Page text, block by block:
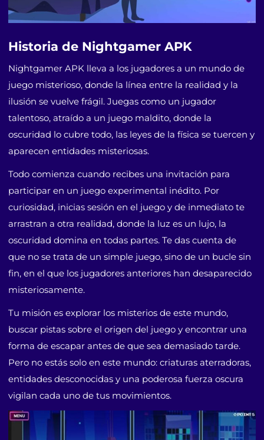
Historia de Nightgamer APK
Nightgamer APK lleva a los jugadores a un mundo de
juego misterioso, donde la línea entre la realidad y la
ilusión se vuelve frágil. Juegas como un jugador
talentoso, atraído a un juego maldito, donde la
oscuridad lo cubre todo, las leyes de la física se tuercen y
aparecen entidades misteriosas.
Todo comienza cuando recibes una invitación para
participar en un juego experimental inédito. Por
curiosidad, inicias sesión en el juego y de inmediato te
arrastran a otra realidad, donde la luz es un lujo, la
oscuridad domina en todas partes. Te das cuenta de
que no se trata de un simple juego, sino de un bucle sin
fin, en el que los jugadores anteriores han desaparecido
misteriosamente.
Tu misión es explorar los misterios de este mundo,
buscar pistas sobre el origen del juego y encontrar una
forma de escapar antes de que sea demasiado tarde.
Pero no estás solo en este mundo: criaturas aterradoras,
entidades desconocidas y una poderosa fuerza oscura
vigilan cada uno de tus movimientos.